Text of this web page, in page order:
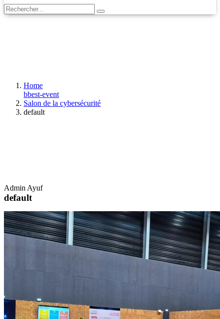
Home
bbest-event
Salon de la cybersécurité
default
Admin Ayuf
default